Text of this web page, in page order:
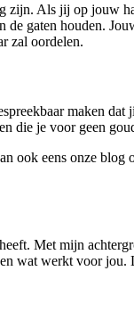
zijn. Als jij op jouw
gaten houden.
zal oordelen.
maken
die je voor geen
ook eens onze blog
Met mijn
wat werkt voor jou.